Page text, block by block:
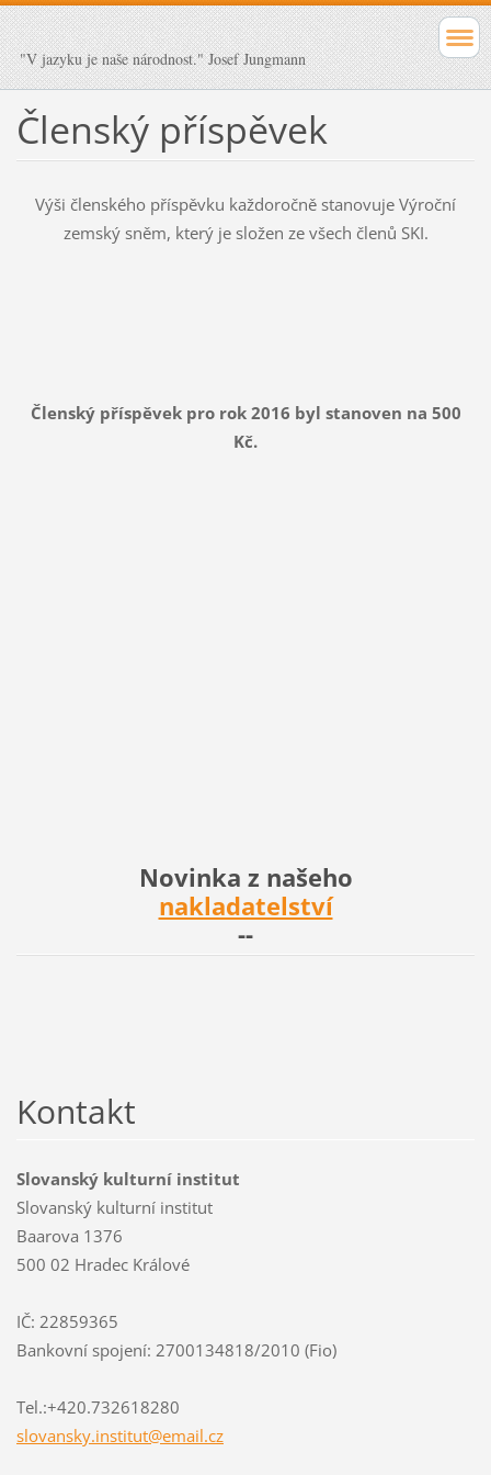
"V jazyku je naše národnost." Josef Jungmann
Členský příspěvek
Výši členského příspěvku každoročně stanovuje Výroční
zemský sněm, který je složen ze všech členů SKI.
Členský příspěvek pro rok 2016 byl stanoven na 500
Kč.
Novinka z našeho
nakladatelství
--
Kontakt
Slovanský kulturní institut
Slovanský kulturní institut
Baarova 1376
500 02 Hradec Králové
IČ: 22859365
Bankovní spojení: 2700134818/2010 (Fio)
Tel.:+420.732618280
slovansky.institut@email.cz